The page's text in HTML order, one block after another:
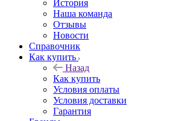
История
Наша команда
Отзывы
Новости
Справочник
Как купить
Назад
Как купить
Условия оплаты
Условия доставки
Гарантия